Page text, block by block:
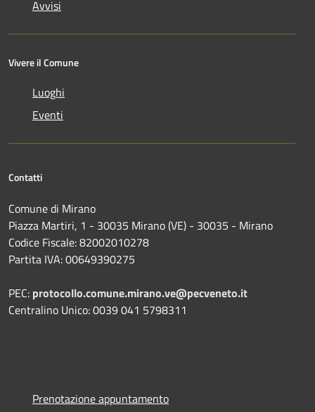
Avvisi
Vivere il Comune
Luoghi
Eventi
Contatti
Comune di Mirano
Piazza Martiri, 1 - 30035 Mirano (VE) - 30035 - Mirano
Codice Fiscale: 82002010278
Partita IVA: 00649390275
PEC: protocollo.comune.mirano.ve@pecveneto.it
Centralino Unico: 0039 041 5798311
Prenotazione appuntamento